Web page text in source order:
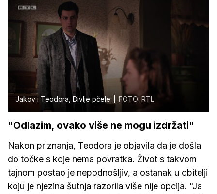
Jakov i Teodora, Divlje pčele FOTO: RTL
"Odlazim, ovako više ne mogu izdržati"
Nakon priznanja, Teodora je objavila da je došla
do točke s koje nema povratka. Život s takvom
tajnom postao je nepodnošljiv, a ostanak u obitelji
koju je njezina šutnja razorila više nije opcija. "Ja